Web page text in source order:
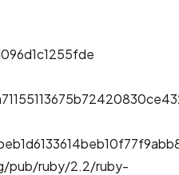
pub/ruby/2.2/ruby-